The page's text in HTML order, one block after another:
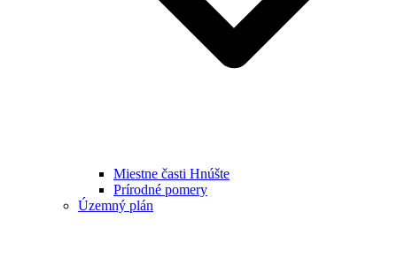
Miestne časti Hnúšte
Prírodné pomery
Územný plán